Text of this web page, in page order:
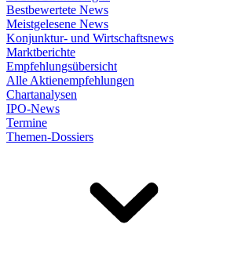
Bestbewertete News
Meistgelesene News
Konjunktur- und Wirtschaftsnews
Marktberichte
Empfehlungsübersicht
Alle Aktienempfehlungen
Chartanalysen
IPO-News
Termine
Themen-Dossiers